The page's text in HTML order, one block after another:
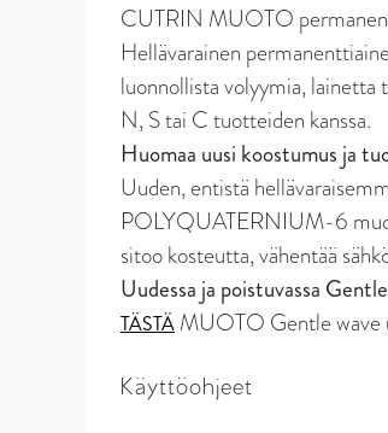
CUTRIN MUOTO
Hellävarainen
luonnollista volyymia, lainetta
N, S tai C tuotteiden kanssa.
Huomaa uusi koostumus ja
Uuden, entistä
POLYQUATERNIUM-6
sitoo kosteutta, vähentää
Uudessa ja poistuvassa
TÄSTÄ MUOTO Gentle wave
Käyttöohjeet